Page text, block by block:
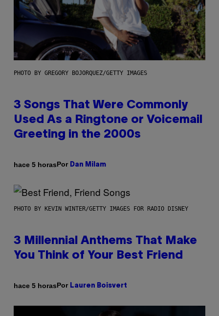
PHOTO BY GREGORY BOJORQUEZ/GETTY IMAGES
3 Songs That Were Commonly
Used As a Ringtone or Voicemail
Greeting in the 2000s
hace 5 horasPor Dan Milam
PHOTO BY KEVIN WINTER/GETTY IMAGES FOR RADIO DISNEY
3 Millennial Anthems That Make
You Think of Your Best Friend
hace 5 horasPor Lauren Boisvert